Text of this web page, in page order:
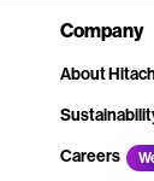
Company
About
Careers